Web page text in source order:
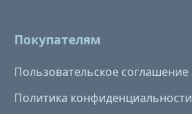
Покупателям
Пользовательское соглашение
Политика конфиденциальности